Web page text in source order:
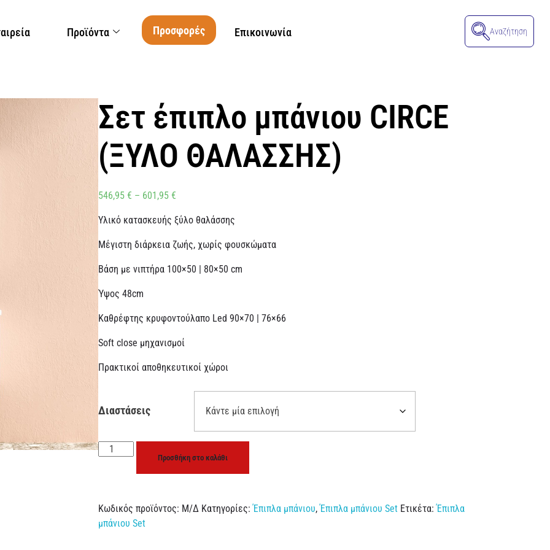
Προϊόντα Προσφορές Επικοινωνία Αναζήτηση
Σετ έπιπλο μπάνιου CIRCE
(ΞΥΛΟ ΘΑΛΑΣΣΗΣ)
546,95€ – 601,95€
Υλικό κατασκευής ξύλο θαλάσσης
Μέγιστη διάρκεια ζωής, χωρίς φουσκώματα
Βάση με νιπτήρα 100×50 | 80×50 cm
Ύψος 48cm
Καθρέφτης κρυφοντούλαπο Led 90×70 | 76×66
Soft close μηχανισμοί
Πρακτικοί αποθηκευτικοί χώροι
Διαστάσεις
Προσθήκη στο καλάθι
Κωδικός προϊόντος: Μ/Δ Κατηγορίες:Έπιπλα μπάνιου,Έπιπλα μπάνιου Set Ετικέτα:Έπιπλα
μπάνιου Set